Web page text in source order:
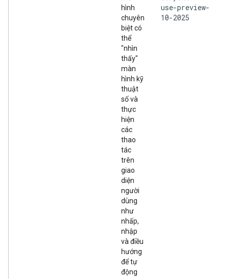
hình
chuyên
biệt có
thể
"nhìn
thấy"
màn
hình kỹ
thuật
số và
thực
hiện
các
thao
tác
trên
giao
diện
người
dùng
như
nhấp,
nhập
và điều
hướng
để tự
động
use-preview-
10-2025